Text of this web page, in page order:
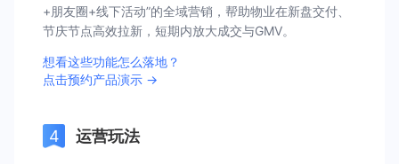
+朋友圈+线下活动”的全域营销，帮助物业在新盘交付、
节庆节点高效拉新，短期内放大成交与GMV。
想看这些功能怎么落地？
点击预约产品演示 →
运营玩法